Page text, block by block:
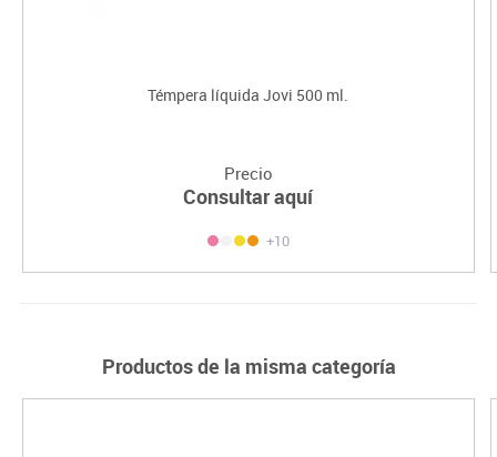
Témpera líquida Jovi 500 ml.
Precio
Consultar aquí
+10
Productos de la misma categoría